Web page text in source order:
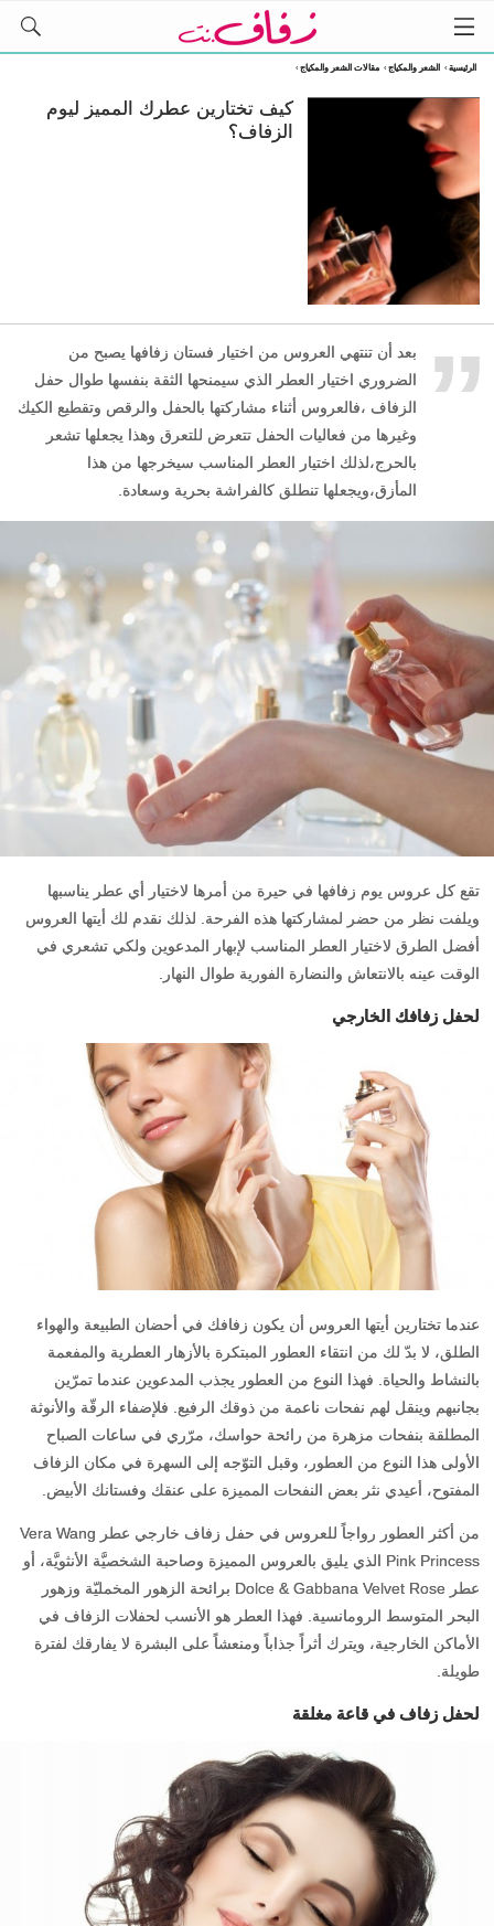
الرئيسية› الشعر والمكياج› مقالات الشعر والمكياج›
كيف تختارين عطرك المميز ليوم
الزفاف؟
„ بعد أن تنتهي العروس من اختيار فستان زفافها يصبح من
الضروري اختيار العطر الذي سيمنحها الثقة بنفسها طوال حفل
الزفاف ،فالعروس أثناء مشاركتها بالحفل والرقص وتقطيع الكيك
وغيرها من فعاليات الحفل تتعرض للتعرق وهذا يجعلها تشعر
بالحرج،لذلك اختيار العطر المناسب سيخرجها من هذا
المأزق،ويجعلها تنطلق كالفراشة بحرية وسعادة.
تقع كل عروس يوم زفافها في حيرة من أمرها لاختيار أي عطر يناسبها
ويلفت نظر من حضر لمشاركتها هذه الفرحة. لذلك نقدم لك أيتها العروس
أفضل الطرق لاختيار العطر المناسب لإبهار المدعوين ولكي تشعري في
الوقت عينه بالانتعاش والنضارة الفورية طوال النهار.
لحفل زفافك الخارجي
عندما تختارين أيتها العروس أن يكون زفافك في أحضان الطبيعة والهواء
الطلق، لا بدّ لك من انتقاء العطور المبتكرة بالأزهار العطرية والمفعمة
بالنشاط والحياة. فهذا النوع من العطور يجذب المدعوين عندما تمرّين
بجانبهم وينقل لهم نفحات ناعمة من ذوقك الرفيع. فلإضفاء الرقّة والأنوثة
المطلقة بنفحات مزهرة من رائحة حواسك، مرّري في ساعات الصباح
الأولى هذا النوع من العطور، وقبل التوّجه إلى السهرة في مكان الزفاف
المفتوح، أعيدي نثر بعض النفحات المميزة على عنقك وفستانك الأبيض.
من أكثر العطور رواجاً للعروس في حفل زفاف خارجي عطر Vera Wang
Pink Princess الذي يليق بالعروس المميزة وصاحبة الشخصيَّة الأنثويَّة، أو
عطر Dolce & Gabbana Velvet Rose برائحة الزهور المخمليّة وزهور
البحر المتوسط الرومانسية. فهذا العطر هو الأنسب لحفلات الزفاف في
الأماكن الخارجية، ويترك أثراً جذاباً ومنعشاً على البشرة لا يفارقك لفترة
طويلة.
لحفل زفاف في قاعة مغلقة